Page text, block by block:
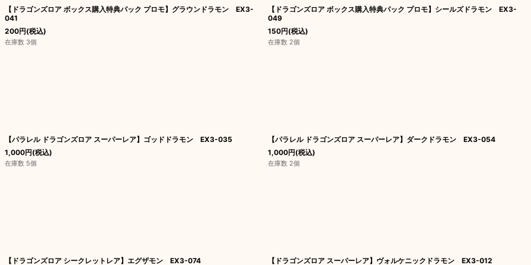
【ドラゴンズロア ボックス購入特典パック プロモ】グラウンドラモン EX3-
041
200円(税込)
在庫数 3個
【ドラゴンズロア ボックス購入特典パック プロモ】シールズドラモン EX3-
049
150円(税込)
在庫数 2個
【パラレル ドラゴンズロア スーパーレア】ゴッドドラモン EX3-035
1,000円(税込)
在庫数 5個
【パラレル ドラゴンズロア スーパーレア】ダークドラモン EX3-054
1,000円(税込)
在庫数 2個
【ドラゴンズロア シークレットレア】エグザモン EX3-074 【ドラゴンズロア スーパーレア】ヴォルケニックドラモン EX3-012